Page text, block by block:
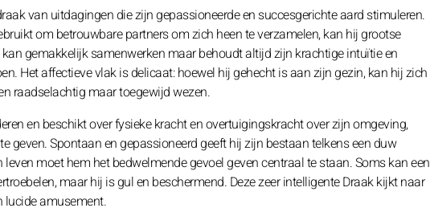
van uitdagingen die zijn gepassioneerde en succesgerichte aard stimuleren.
om betrouwbare partners om zich heen te verzamelen, kan hij grootse
gemakkelijk samenwerken maar behoudt altijd zijn krachtige intuïtie en
Het affectieve vlak is delicaat: hoewel hij gehecht is aan zijn gezin, kan hij zich
raadselachtig maar toegewijd wezen.
en beschikt over fysieke kracht en overtuigingskracht over zijn omgeving,
geven. Spontaan en gepassioneerd geeft hij zijn bestaan telkens een duw
moet hem het bedwelmende gevoel geven centraal te staan. Soms kan een
maar hij is gul en beschermend. Deze zeer intelligente Draak kijkt naar
lucide amusement.